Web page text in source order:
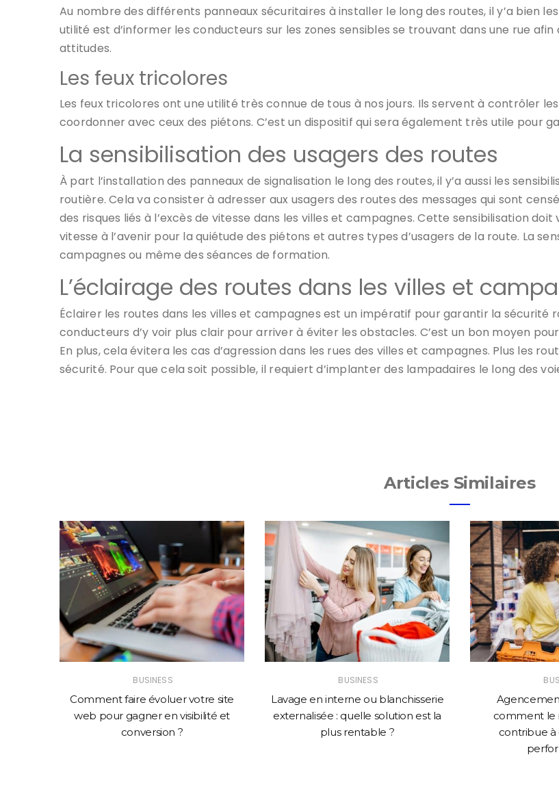
Au nombre des différents panneaux sécuritaires à installer le long des routes, il y’a bien
utilité est d’informer les conducteurs sur les zones sensibles se trouvant dans une rue
attitudes.
Les feux tricolores
Les feux tricolores ont une utilité très connue de tous à nos jours. Ils servent à contrôler
coordonner avec ceux des piétons. C’est un dispositif qui sera également très utile pour
La sensibilisation des usagers des routes
À part l’installation des panneaux de signalisation le long des routes, il y’a aussi les
routière. Cela va consister à adresser aux usagers des routes des messages qui sont
des risques liés à l’excès de vitesse dans les villes et campagnes. Cette sensibilisation
vitesse à l’avenir pour la quiétude des piétons et autres types d’usagers de la route. La
campagnes ou même des séances de formation.
L’éclairage des routes dans les villes et
Éclairer les routes dans les villes et campagnes est un impératif pour garantir la
conducteurs d’y voir plus clair pour arriver à éviter les obstacles. C’est un bon moyen
En plus, cela évitera les cas d’agression dans les rues des villes et campagnes. Plus les
sécurité. Pour que cela soit possible, il requiert d’implanter des lampadaires le long des
Articles Similaires
BUSINESS
Comment faire évoluer votre site
web pour gagner en visibilité et
conversion ?
BUSINESS
Lavage en interne ou blanchisserie
externalisée : quelle solution est la
plus rentable ?
comment le
contribue à